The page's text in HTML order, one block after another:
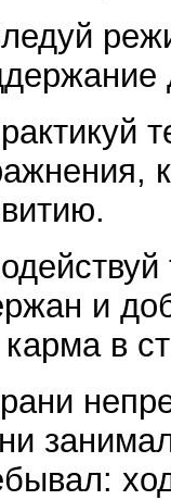
и
карма в